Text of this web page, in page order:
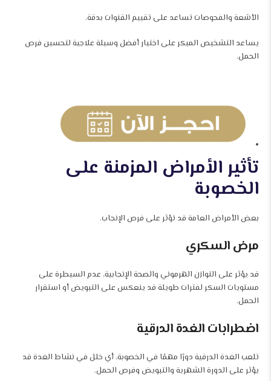
الأشعة والفحوصات تساعد على تقييم القنوات بدقة.
يساعد التشخيص المبكر على اختيار أفضل وسيلة علاجية لتحسين فرص
الحمل.
تأثير الأمراض المزمنة على
الخصوبة
بعض الأمراض العامة قد تؤثر على فرص الإنجاب.
مرض السكري
قد يؤثر على التوازن الهرموني والصحة الإنجابية، عدم السيطرة على
مستويات السكر لفترات طويلة قد ينعكس على التبويض أو استقرار
الحمل.
اضطرابات الغدة الدرقية
تلعب الغدة الدرقية دورًا مهمًا في الخصوبة، أي خلل في نشاط الغدة قد
يؤثر على الدورة الشهرية والتبويض وفرص الحمل.